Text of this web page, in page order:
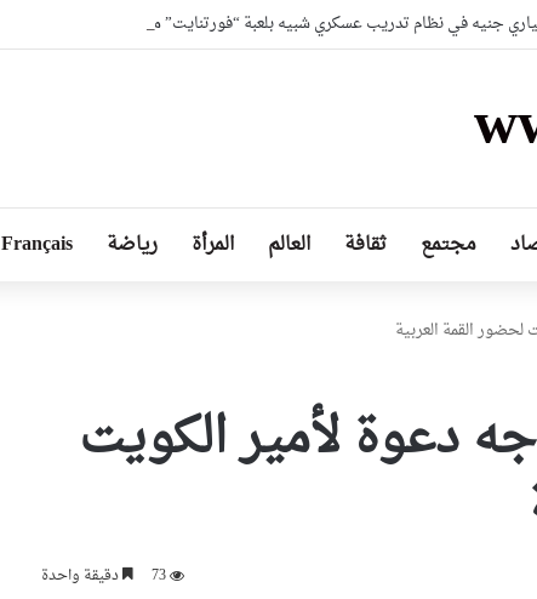
جنيه في نظام تدريب عسكري شبيه بلعبة “فورتنايت” متطورة
مجتمع ثقافة العالم المرأة رياضة Français
القمة العربية
دعوة لأمير الكويت
73 دقيقة واحدة
وزارة الصحة سخرت جميع
الإمكانيات للتكفل بمصابي حادثي
السيّد عطاف يزور متحف الحرب
الوطنية العظمى ” النصر”